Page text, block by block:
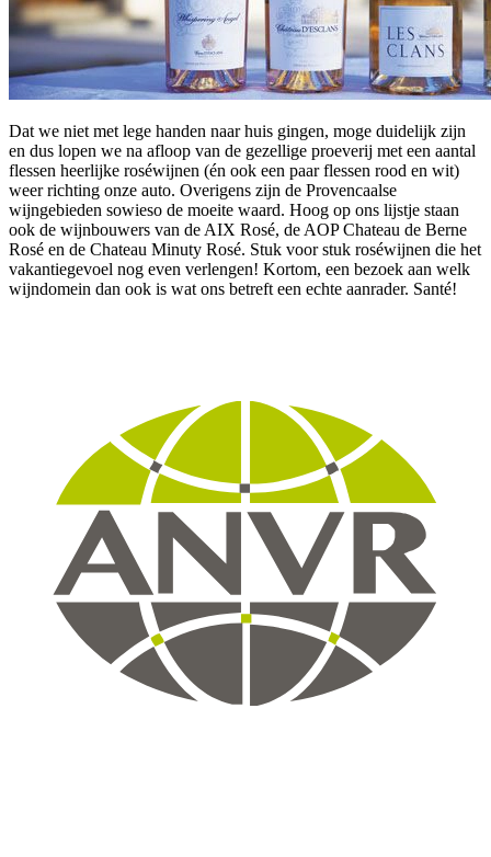
Dat we niet met lege handen naar huis gingen, moge duidelijk zijn
en dus lopen we na afloop van de gezellige proeverij met een aantal
flessen heerlijke roséwijnen (én ook een paar flessen rood en wit)
weer richting onze auto. Overigens zijn de Provencaalse
wijngebieden sowieso de moeite waard. Hoog op ons lijstje staan
ook de wijnbouwers van de AIX Rosé, de AOP Chateau de Berne
Rosé en de Chateau Minuty Rosé. Stuk voor stuk roséwijnen die het
vakantiegevoel nog even verlengen! Kortom, een bezoek aan welk
wijndomein dan ook is wat ons betreft een echte aanrader. Santé!